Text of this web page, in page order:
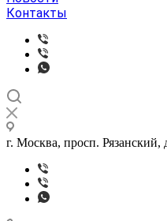
Контакты
г. Москва, просп. Рязанский,